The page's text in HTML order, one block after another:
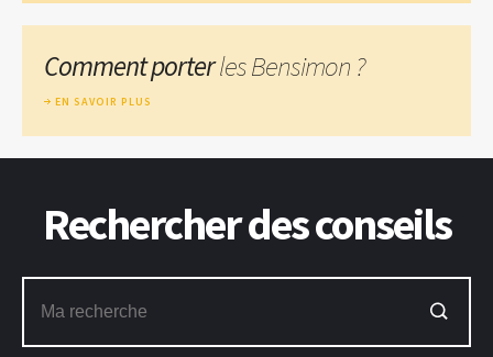
Comment porterles Bensimon ?
EN SAVOIR PLUS
Rechercher des conseils